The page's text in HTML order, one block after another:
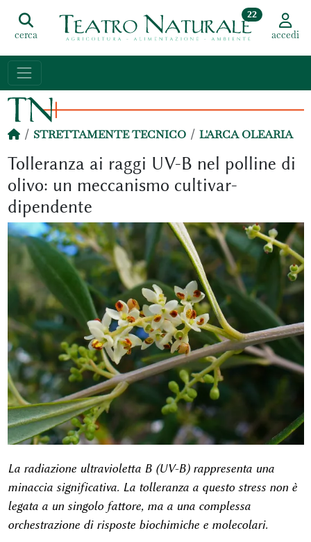
cerca
22
accedi
STRETTAMENTE TECNICO L'ARCA OLEARIA
Tolleranza ai raggi UV-B nel polline di
olivo: un meccanismo cultivar-
dipendente
La radiazione ultravioletta B (UV-B) rappresenta una
minaccia significativa. La tolleranza a questo stress non è
legata a un singolo fattore, ma a una complessa
orchestrazione di risposte biochimiche e molecolari.